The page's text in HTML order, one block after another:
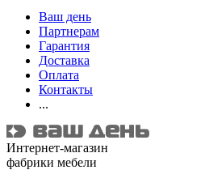
Ваш день
Партнерам
Гарантия
Доставка
Оплата
Контакты
...
Интернет-магазин
фабрики мебели